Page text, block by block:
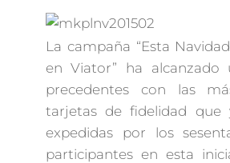
La campaña “Esta
en Viator” ha alcanzado
precedentes con las
tarjetas de fidelidad que
expedidas por los
participantes en esta